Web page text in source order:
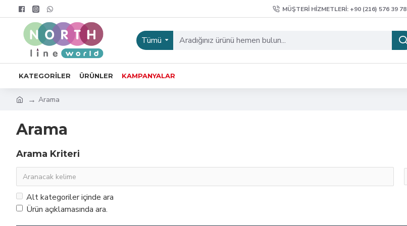
MÜŞTERI HIZMETLERI: +90 (216) 576 39 78
Tümü
KATEGORILER ÜRÜNLER KAMPANYALAR
Arama
Arama
Arama Kriteri
Alt kategoriler içinde ara
Ürün açıklamasında ara.